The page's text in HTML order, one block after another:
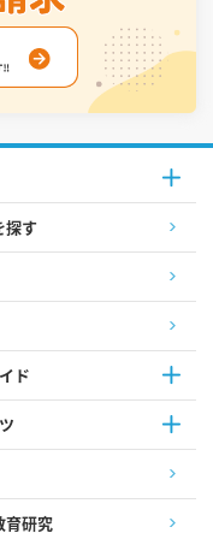
探す
ド
育研究